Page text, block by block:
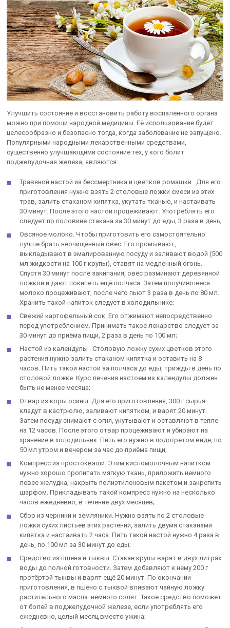
Улучшить состояние и восстановить работу воспалённого органа
можно при помощи народной медицины. Её использование будет
целесообразно и безопасно тогда, когда заболевание не запущено.
Популярными народными лекарственными средствами,
существенно улучшающими состояние тех, у кого болит
поджелудочная железа, являются:
Травяной настой из бессмертника и цветков ромашки . Для его
приготовления нужно взять 2 столовые ложки смеси из этих
трав, залить стаканом кипятка, укутать тканью, и настаивать
30 минут. После этого настой процеживают. Употреблять его
следует по половине стакана за 30 минут до еды, 3 раза в день;
Овсяное молоко. Чтобы приготовить его самостоятельно
лучше брать неочищенный овёс. Его промывают,
выкладывают в эмалированную посуду и заливают водой (500
мл жидкости на 100 г крупы), ставят на медленный огонь.
Спустя 30 минут после закипания, овёс разминают деревянной
ложкой и дают покипеть ещё полчаса. Затем получившееся
молоко процеживают, после чего пьют 3 раза в день по 80 мл.
Хранить такой напиток следует в холодильнике;
Свежий картофельный сок. Его отжимают непосредственно
перед употреблением. Принимать такое лекарство следует за
30 минут до приёма пищи, 2 раза в день по 100 мл;
Настой из календулы . Столовую ложку сухих цветков этого
растения нужно залить стаканом кипятка и оставить на 8
часов. Пить такой настой за полчаса до еды, трижды в день по
столовой ложке. Курс лечения настоем из календулы должен
быть не менее месяца;
Отвар из коры осины. Для его приготовления, 300 г сырья
кладут в кастрюлю, заливают кипятком, и варят 20 минут.
Затем посуду снимают с огня, укутывают и оставляют в тепле
на 12 часов. После этого отвар процеживают и убирают на
хранение в холодильник. Пить его нужно в подогретом виде, по
50 мл утром и вечером за час до приёма пищи;
Компресс из простокваши. Этим кисломолочным напитком
нужно хорошо пропитать мягкую ткань, приложить немного
левее желудка, накрыть полиэтиленовым пакетом и закрепить
шарфом. Прикладывать такой компресс нужно на несколько
часов ежедневно, в течение двух месяцев;
Сбор из черники и земляники. Нужно взять по 2 столовые
ложки сухих листьев этих растений, залить двумя стаканами
кипятка и настаивать 2 часа. Пить такой настой нужно 4 раза в
день, по 100 мл за 30 минут до еды;
Средство из пшена и тыквы. Стакан крупы варят в двух литрах
воды до полной готовности. Затем добавляют к нему 200 г
протёртой тыквы и варят ещё 20 минут. По окончании
приготовления, в пшено с тыквой вливают чайную ложку
растительного масла. немного солят. Такое средство поможет
от болей в поджелудочной железе, если употреблять его
ежедневно, целый месяц вместо ужина;